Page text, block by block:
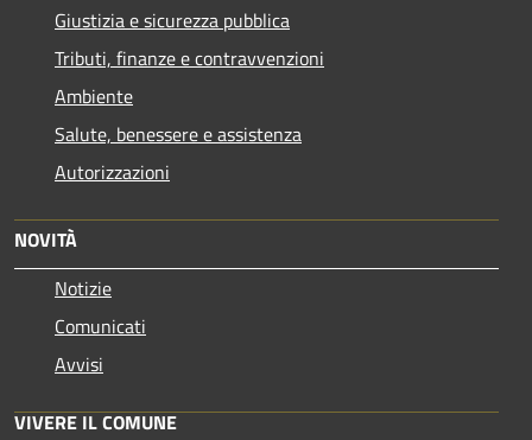
Giustizia e sicurezza pubblica
Tributi, finanze e contravvenzioni
Ambiente
Salute, benessere e assistenza
Autorizzazioni
NOVITÀ
Notizie
Comunicati
Avvisi
VIVERE IL COMUNE